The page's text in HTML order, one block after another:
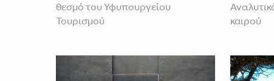
θεσμό του Υφυπουργείου
Τουρισμού
καιρού